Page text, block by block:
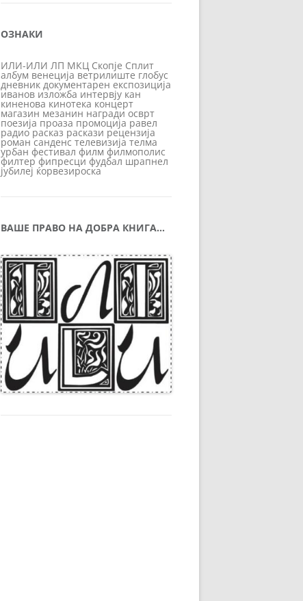
ОЗНАКИ
ИЛИ-ИЛИ ЛП МКЦ Скопје Сплит
албум венеција ветрилиште глобус
дневник документарен експозиција
иванов изложба интервју кан
киненова кинотека концерт
магазин мезанин награди осврт
поезија проаза промоција равел
радио расказ раскази рецензија
роман санденс телевизија телма
урбан фестивал филм филмополис
филтер фипресци фудбал шрапнел
јубилеј ќорвезироска
ВАШЕ ПРАВО НА ДОБРА КНИГА…